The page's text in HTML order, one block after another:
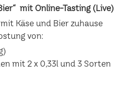
mit Online-Tasting (Live)
Käse und Bier zuhause
von:
mit 2 x 0,33l und 3 Sorten